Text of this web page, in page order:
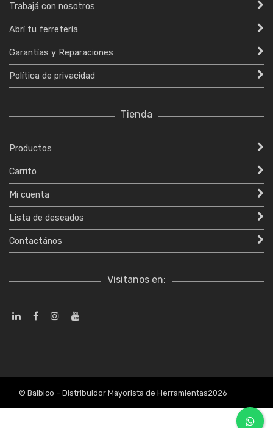
Trabajá con nosotros
Abrí tu ferretería
Garantías y Reparaciones
Política de privacidad
Tienda
Productos
Carrito
Mi cuenta
Lista de deseados
Contactános
Visitanos en:
© Balbico – Distribuidor Mayorista de Herramientas2026